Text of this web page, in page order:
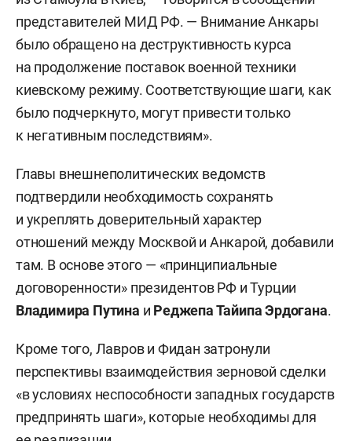
представителей МИД РФ. — Внимание Анкары
было обращено на деструктивность курса
на продолжение поставок военной техники
киевскому режиму. Соответствующие шаги, как
было подчеркнуто, могут привести только
к негативным последствиям».
Главы внешнеполитических ведомств
подтвердили необходимость сохранять
и укреплять доверительный характер
отношений между Москвой и Анкарой, добавили
там. В основе этого — «принципиальные
договоренности» президентов РФ и Турции
Владимира Путина и Реджепа Тайипа Эрдогана.
Кроме того, Лавров и Фидан затронули
перспективы взаимодействия зерновой сделки
«в условиях неспособности западных государств
предпринять шаги», которые необходимы для